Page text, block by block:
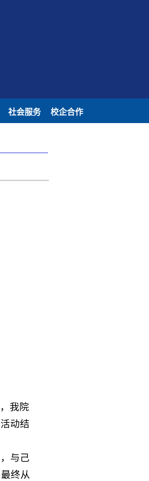
社会服务 校企合作
我院
动结
与己
终从